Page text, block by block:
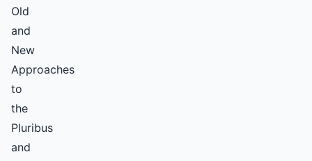
Old
and
New
Approaches
to
the
Pluribus
and